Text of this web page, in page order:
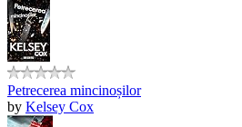
Petrecerea mincinoșilor
by Kelsey Cox